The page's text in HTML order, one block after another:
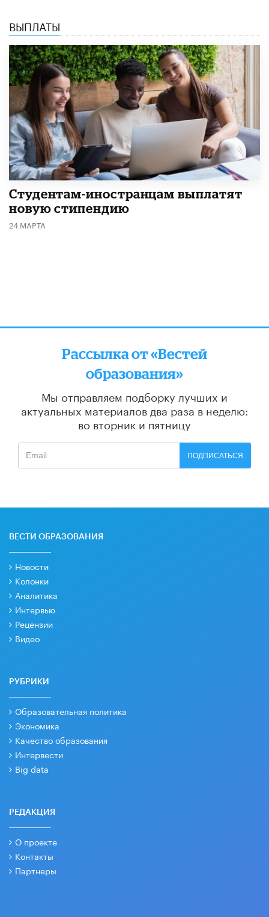
ВЫПЛАТЫ
Студентам-иностранцам выплатят
новую стипендию
24 МАРТА
Рассылка от «Вестей
образования»
Мы отправляем подборку лучших и
актуальных материалов два раза в неделю:
во вторник и пятницу
ПОДПИСАТЬСЯ
ВЕСТИ ОБРАЗОВАНИЯ
Новости
Колонки
Аналитика
Интервью
Рецензии
Видео
РУБРИКИ
Образовательная политика
Экономика
Качество образования
Интервести
Big data
РЕДАКЦИЯ
О проекте
Контакты
Партнеры